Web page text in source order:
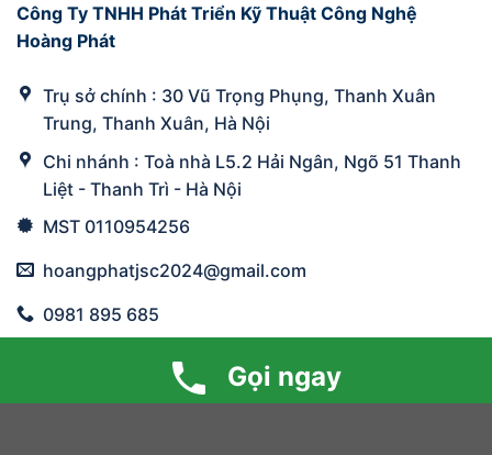
Công Ty TNHH Phát Triển Kỹ Thuật Công Nghệ
Hoàng Phát
Trụ sở chính : 30 Vũ Trọng Phụng, Thanh Xuân
Trung, Thanh Xuân, Hà Nội
Chi nhánh : Toà nhà L5.2 Hải Ngân, Ngõ 51 Thanh
Liệt - Thanh Trì - Hà Nội
MST 0110954256
hoangphatjsc2024@gmail.com
0981 895 685
Gọi ngay